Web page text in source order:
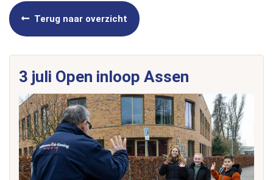
Terug naar overzicht
3 juli Open inloop Assen